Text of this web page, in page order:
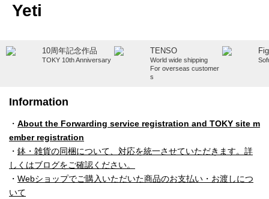
Yeti
10周年記念作品
TOKY 10th Anniversary
TENSO
World wide shipping
For overseas customer
s
Information
・ About the Forwarding service registration and TOKY site m
ember registration
・ 鉢・雑貨の同梱について、対応を統一させていただきます。詳
しくはブログをご確認ください。
・ Webショップでご購入いただいた商品のお支払い・お渡しにつ
いて